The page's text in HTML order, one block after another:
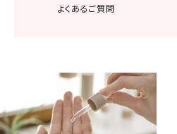
よくあるご質問